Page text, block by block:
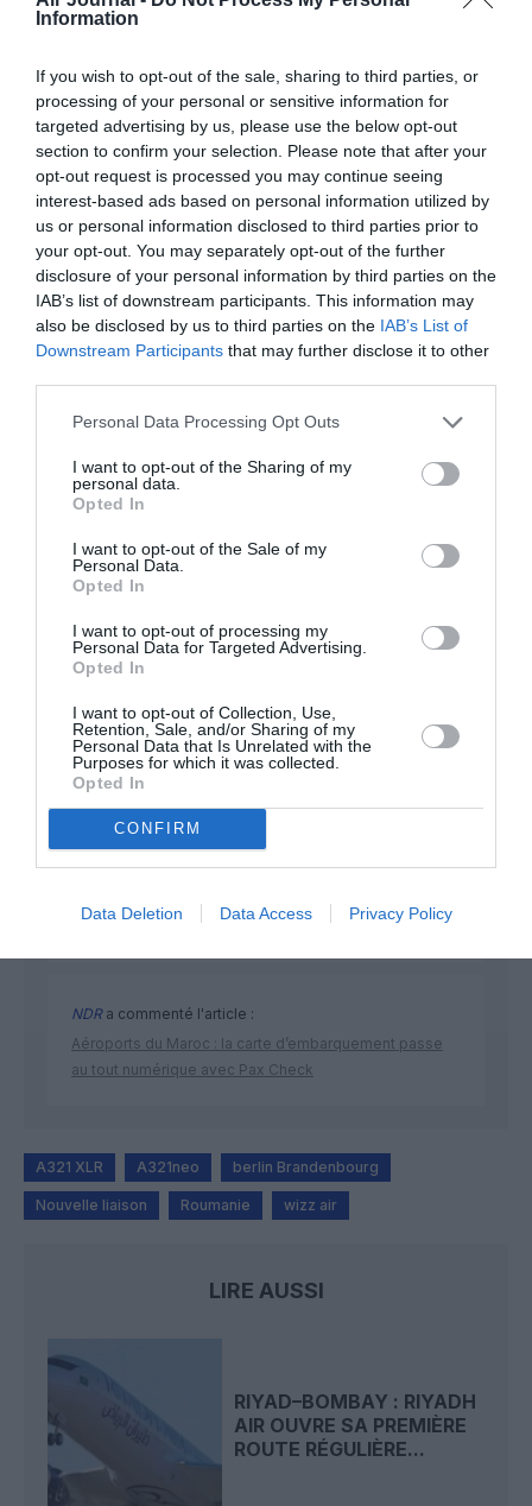
Information
If you wish to opt-out of the sale, sharing to third parties, or
processing of your personal or sensitive information for
targeted advertising by us, please use the below opt-out
section to confirm your selection. Please note that after your
opt-out request is processed you may continue seeing
interest-based ads based on personal information utilized by
us or personal information disclosed to third parties prior to
your opt-out. You may separately opt-out of the further
disclosure of your personal information by third parties on the
IAB’s list of downstream participants. This information may
also be disclosed by us to third parties on the IAB’s List of
Downstream Participants that may further disclose it to other
Personal Data Processing Opt Outs
I want to opt-out of the Sharing of my
personal data.
Opted In
I want to opt-out of the Sale of my
Personal Data.
Opted In
I want to opt-out of processing my
Personal Data for Targeted Advertising.
Opted In
I want to opt-out of Collection, Use,
Retention, Sale, and/or Sharing of my
Personal Data that Is Unrelated with the
Purposes for which it was collected.
Opted In
CONFIRM
Data Deletion Data Access Privacy Policy
FacebookTwitterPinterestLinkedInEmail Print
Aucun commentaire !
LAISSER UN COMMENTAIRE
Appel aux lecteurs !
Soutenez Air Journal participez
à son
DERNIERS COMMENTAIRES
Aviationa commenté l'article :
Partenariat Malaysia Airlines – SNCF : une offre
intermodale entre Paris-CDG et 27 gares françaises
NDRa commenté l'article :
Aéroports du Maroc : la carte d’embarquement passe
au tout numérique avec Pax Check
A321 XLR A321neo berlin Brandenbourg
Nouvelle liaison Roumanie wizz air
LIRE AUSSI
RIYAD–BOMBAY : RIYADH
AIR OUVRE SA PREMIÈRE
ROUTE RÉGULIÈRE...